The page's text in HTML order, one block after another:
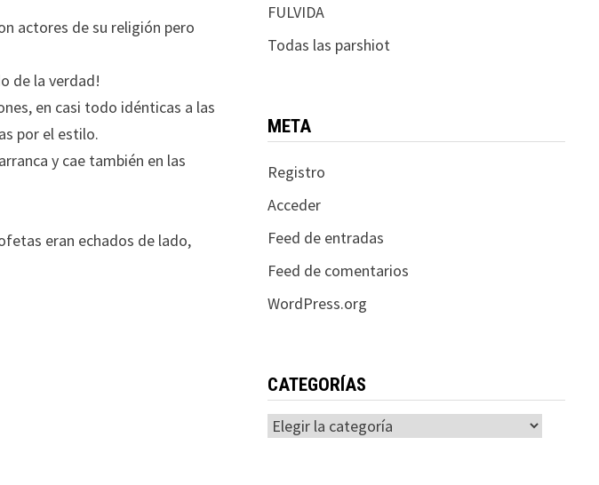
actores de su religión pero
de la verdad!
en casi todo idénticas a las
por el estilo.
y cae también en las
eran echados de lado,
FULVIDA
Todas las parshiot
META
Registro
Acceder
Feed de entradas
Feed de comentarios
WordPress.org
CATEGORÍAS
Categorías